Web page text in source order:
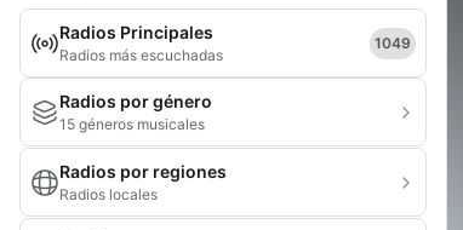
Radios Principales
Radios más escuchadas
1049
Radios por género
15 géneros musicales
Radios por regiones
Radios locales